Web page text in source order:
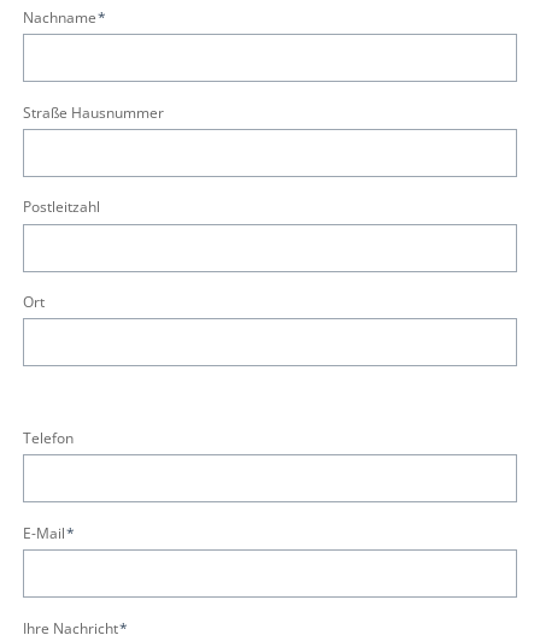
Pflichtfeld
Nachname*
Straße Hausnummer
Postleitzahl
Ort
Telefon
Pflichtfeld
E-Mail*
Pflichtfeld
Ihre Nachricht*